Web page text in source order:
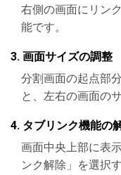
右側の画面にリン
能です。
3. 画面サイズの調整
分割画面の起点部
と、左右の画面の
4. タブリンク機能の
画面中央上部に表
ンク解除」を選択